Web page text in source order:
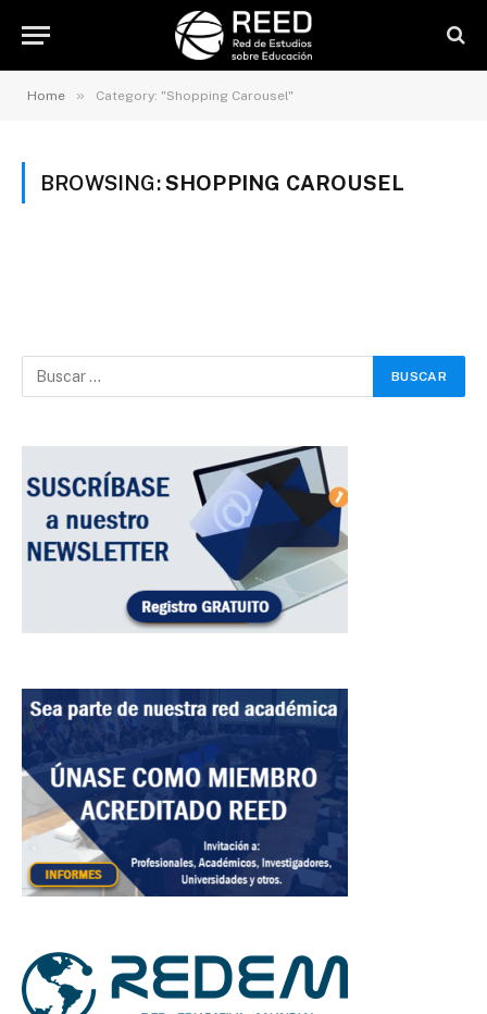
Home » Category: "Shopping Carousel"
BROWSING:SHOPPING CAROUSEL